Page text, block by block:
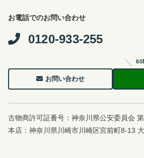
お電話でのお問い合わせ
0120-933-255
お問い合わせ
60
古物商許可証番号：神奈川県公安委員会
本店：神奈川県川崎市川崎区宮前町8-13